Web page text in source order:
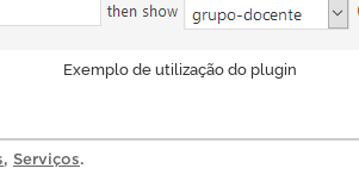
Exemplo de utilização do plugin
, Serviços.